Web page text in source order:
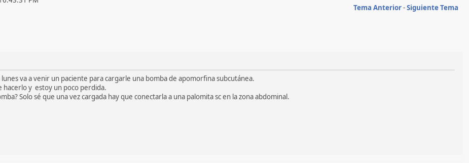
Tema Anterior-Siguiente Tema
va a venir un paciente para cargarle una bomba de apomorfina subcutánea.
hacerlo y estoy un poco perdida.
Solo sé que una vez cargada hay que conectarla a una palomita sc en la zona abdominal.